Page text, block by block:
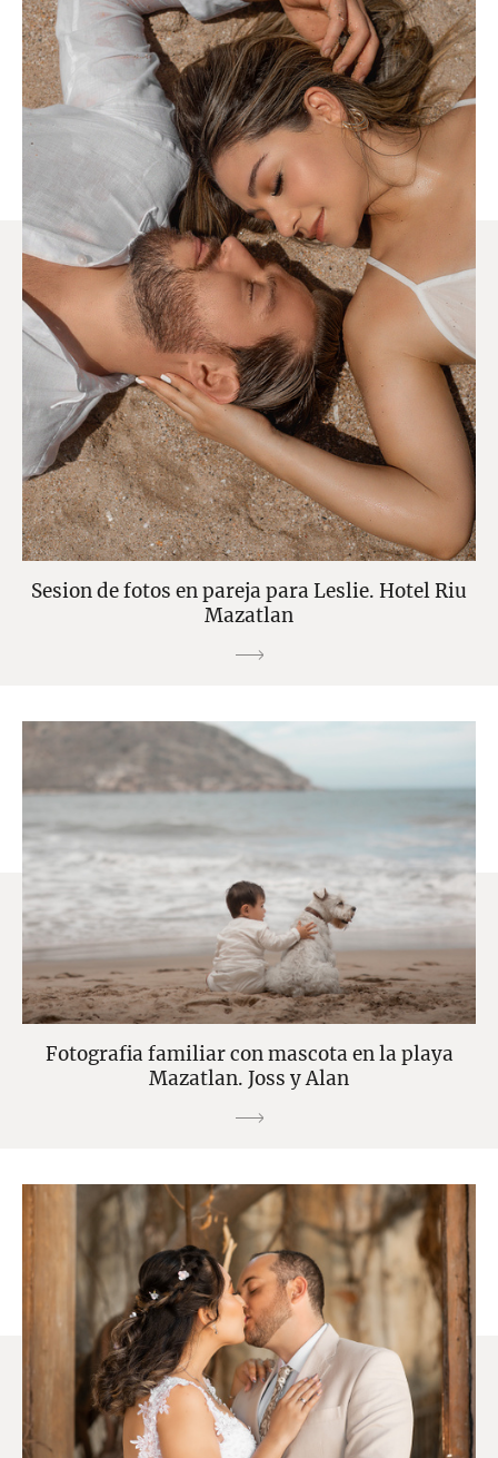
Sesion de fotos en pareja para Leslie. Hotel Riu
Mazatlan
Fotografia familiar con mascota en la playa
Mazatlan. Joss y Alan